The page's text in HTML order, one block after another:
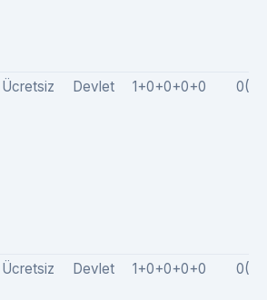
Ücretsiz Devlet 1+0+0+0+0
Ücretsiz Devlet 1+0+0+0+0